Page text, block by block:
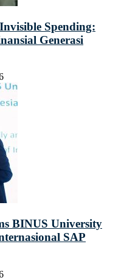
Spending:
Generasi
BINUS University
SAP